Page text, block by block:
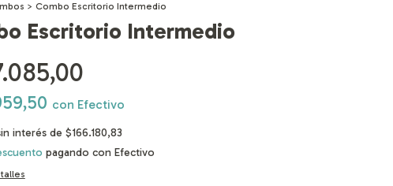
> Combo Escritorio Intermedio
Escritorio Intermedio
con Efectivo
interés de $166.180,83
pagando con Efectivo